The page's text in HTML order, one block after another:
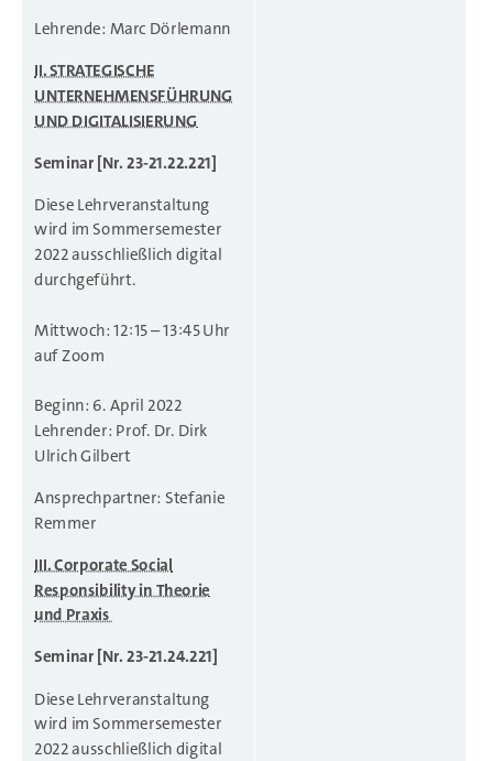
Lehrende: Marc Dörlemann
II. STRATEGISCHE
UNTERNEHMENSFÜHRUNG
UND DIGITALISIERUNG
Seminar [Nr. 23-21.22.221]
Diese Lehrveranstaltung
wird im Sommersemester
2022 ausschließlich digital
durchgeführt.
Mittwoch: 12:15 – 13:45 Uhr
auf Zoom
Beginn: 6. April 2022
Lehrender: Prof. Dr. Dirk
Ulrich Gilbert
Ansprechpartner: Stefanie
Remmer
III. Corporate Social
Responsibility in Theorie
und Praxis
Seminar [Nr. 23-21.24.221]
Diese Lehrveranstaltung
wird im Sommersemester
2022 ausschließlich digital